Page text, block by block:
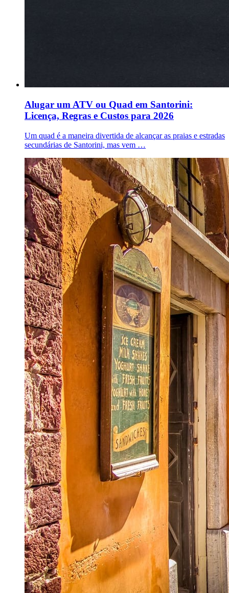
Alugar um ATV ou Quad em Santorini:
Licença, Regras e Custos para 2026
Um quad é a maneira divertida de alcançar as praias e estradas
secundárias de Santorini, mas vem …